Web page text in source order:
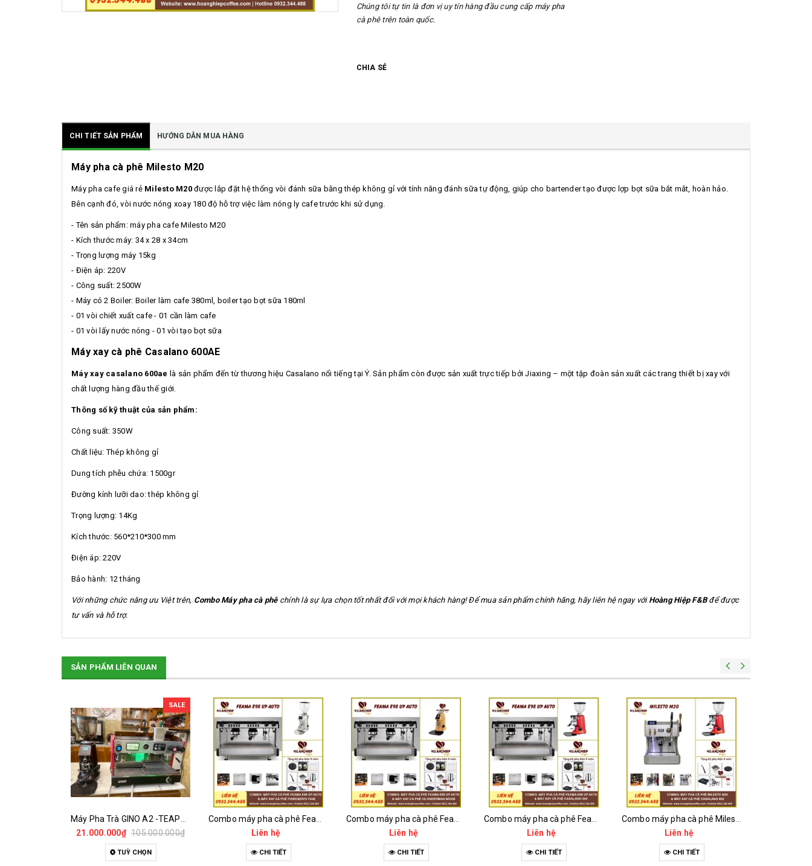
Chúng tôi tự tin là đơn vị uy tín hàng đầu cung cấp máy pha
cà phê trên toàn quốc.
CHIA SẺ
CHI TIẾT SẢN PHẨM HƯỚNG DẪN MUA HÀNG
Máy pha cà phê Milesto M20
Máy pha cafe giá rẻ Milesto M20 được lắp đặt hệ thống vòi đánh sữa bằng thép không gỉ với tính năng đánh sữa tự động, giúp cho bartender tạo được lợp bọt sữa bắt mắt, hoàn hảo.
Bên cạnh đó, vòi nước nóng xoay 180 độ hỗ trợ việc làm nóng ly cafe trước khi sử dụng.
- Tên sản phẩm: máy pha cafe Milesto M20
- Kích thước máy: 34 x 28 x 34cm
- Trọng lượng máy 15kg
- Điện áp: 220V
- Công suất: 2500W
- Máy có 2 Boiler: Boiler làm cafe 380ml, boiler tạo bọt sữa 180ml
- 01 vòi chiết xuất cafe - 01 cần làm cafe
- 01 vòi lấy nước nóng - 01 vòi tạo bọt sữa
Máy xay cà phê Casalano 600AE
Máy xay casalano 600ae là sản phẩm đến từ thương hiệu Casalano nổi tiếng tại Ý. Sản phẩm còn được sản xuất trực tiếp bởi Jiaxing – một tập đoàn sản xuất các trang thiết bị xay với
chất lượng hàng đầu thế giới.
Thông số kỹ thuật của sản phẩm:
Công suất: 350W
Chất liệu: Thép không gỉ
Dung tích phễu chứa: 1500gr
Đường kính lưỡi dao: thép không gỉ
Trọng lượng: 14Kg
Kích thước: 560*210*300 mm
Điện áp: 220V
Bảo hành: 12 tháng
Với những chức năng ưu Việt trên, Combo Máy pha cà phêchính là sự lựa chọn tốt nhất đối với mọi khách hàng! Để mua sản phẩm chính hãng, hãy liên hệ ngay với Hoàng Hiệp F&Bđể được
tư vấn và hỗ trợ.
SẢN PHẨM LIÊN QUAN
SALE
21.000.000₫ 105.000.000₫
TUỲ CHỌN
Liên hệ
CHI TIẾT
Liên hệ
CHI TIẾT
Liên hệ
CHI TIẾT
Liên hệ
CHI TIẾT